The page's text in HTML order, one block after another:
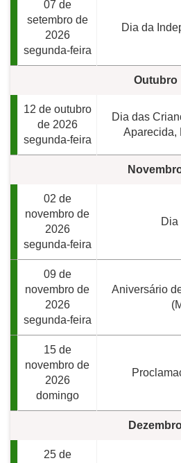
07 de
setembro de
2026
segunda-feira
Dia da
Outubro
12 de outubro
de 2026
segunda-feira
Dia das
Aparecida,
02 de
novembro de
2026
segunda-feira
Dia
09 de
novembro de
2026
segunda-feira
Aniversário
15 de
novembro de
2026
domingo
25 de